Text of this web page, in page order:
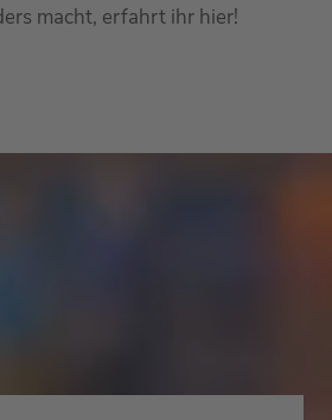
macht, erfahrt ihr hier!